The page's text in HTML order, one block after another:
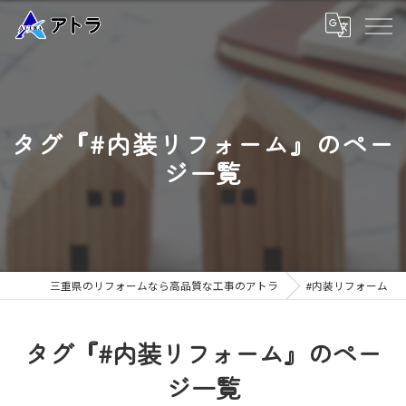
タグ『#内装リフォーム』のペー
ジ一覧
三重県のリフォームなら高品質な工事のアトラ #内装リフォーム
タグ『#内装リフォーム』のペー
ジ一覧